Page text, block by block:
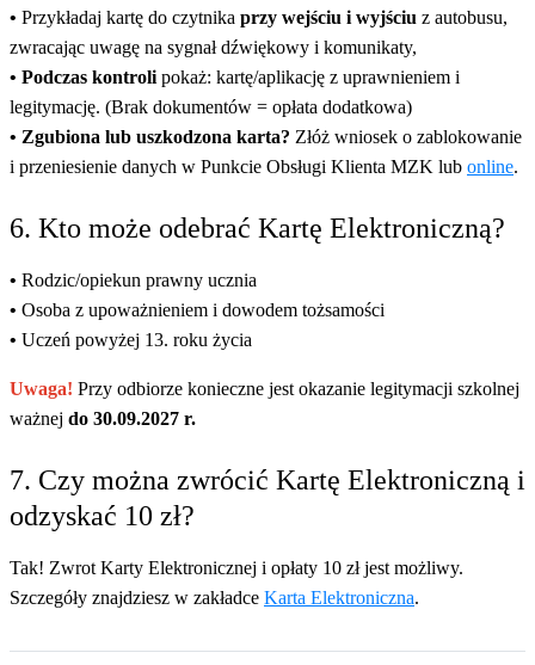
• Przykładaj kartę do czytnika przy wejściu i wyjściu z autobusu,
zwracając uwagę na sygnał dźwiękowy i komunikaty,
• Podczas kontroli pokaż: kartę/aplikację z uprawnieniem i
legitymację. (Brak dokumentów = opłata dodatkowa)
• Zgubiona lub uszkodzona karta? Złóż wniosek o zablokowanie
i przeniesienie danych w Punkcie Obsługi Klienta MZK lub online.
6. Kto może odebrać Kartę Elektroniczną?
• Rodzic/opiekun prawny ucznia
• Osoba z upoważnieniem i dowodem tożsamości
• Uczeń powyżej 13. roku życia
Uwaga! Przy odbiorze konieczne jest okazanie legitymacji szkolnej
ważnej do 30.09.2027 r.
7. Czy można zwrócić Kartę Elektroniczną i
odzyskać 10 zł?
Tak! Zwrot Karty Elektronicznej i opłaty 10 zł jest możliwy.
Szczegóły znajdziesz w zakładce Karta Elektroniczna.